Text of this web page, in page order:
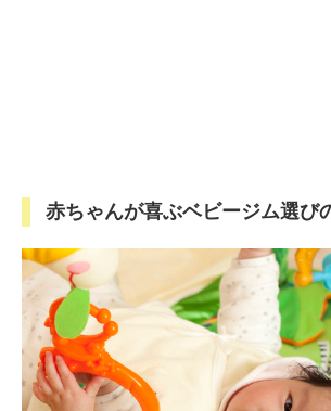
赤ちゃんが喜ぶベビージム選び